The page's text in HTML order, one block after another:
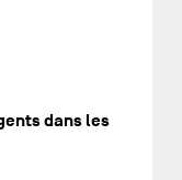
dans les